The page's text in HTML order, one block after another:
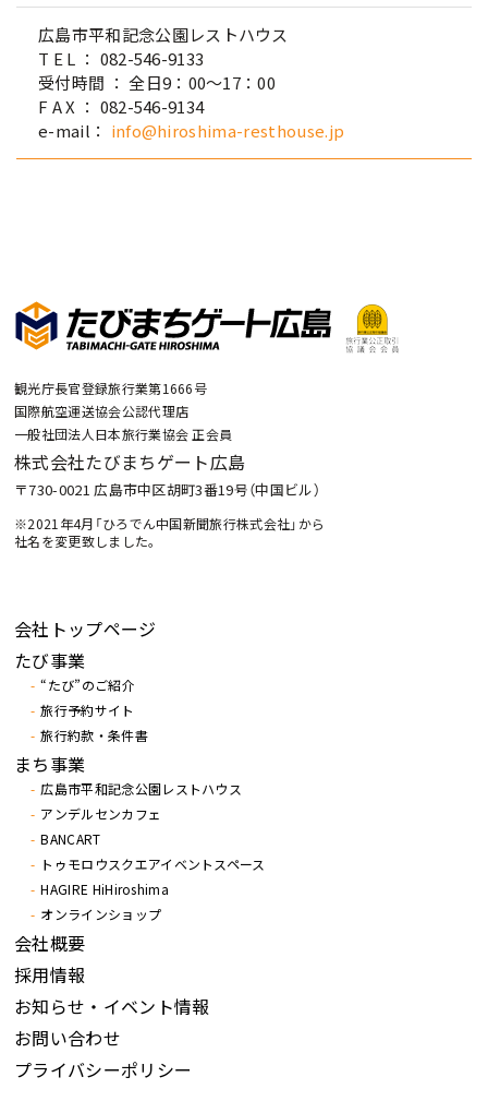
広島市平和記念公園レストハウス
T E L ： 082-546-9133
受付時間 ： 全日9：00～17：00
F A X ： 082-546-9134
e-mail： info@hiroshima-resthouse.jp
観光庁長官登録旅行業第1666号
国際航空運送協会公認代理店
一般社団法人日本旅行業協会 正会員
株式会社たびまちゲート広島
〒730-0021 広島市中区胡町3番19号（中国ビル）
※2021年4月「ひろでん中国新聞旅行株式会社」から
社名を変更致しました。
会社トップページ
たび事業
“たび”のご紹介
旅行予約サイト
旅行約款・条件書
まち事業
広島市平和記念公園レストハウス
アンデルセンカフェ
BANCART
トゥモロウスクエアイベントスペース
HAGIRE HiHiroshima
オンラインショップ
会社概要
採用情報
お知らせ・イベント情報
お問い合わせ
プライバシーポリシー